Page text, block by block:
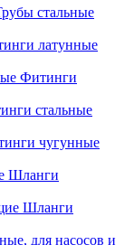
стальные
латунные
Фитинги
стальные
чугунные
Шланги
Шланги